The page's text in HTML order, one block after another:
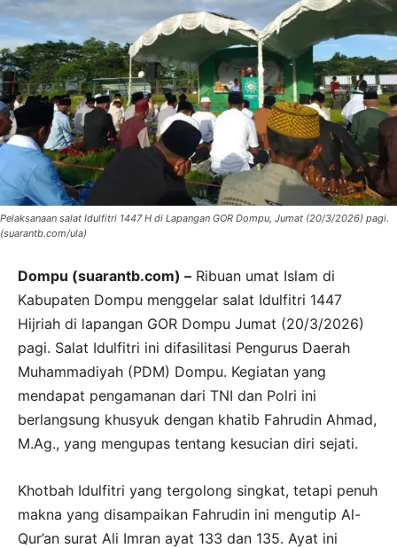
Pelaksanaan salat Idulfitri 1447 H di Lapangan GOR Dompu, Jumat (20/3/2026) pagi.
(suarantb.com/ula)
Dompu (suarantb.com) – Ribuan umat Islam di
Kabupaten Dompu menggelar salat Idulfitri 1447
Hijriah di lapangan GOR Dompu Jumat (20/3/2026)
pagi. Salat Idulfitri ini difasilitasi Pengurus Daerah
Muhammadiyah (PDM) Dompu. Kegiatan yang
mendapat pengamanan dari TNI dan Polri ini
berlangsung khusyuk dengan khatib Fahrudin Ahmad,
M.Ag., yang mengupas tentang kesucian diri sejati.
Khotbah Idulfitri yang tergolong singkat, tetapi penuh
makna yang disampaikan Fahrudin ini mengutip Al-
Qur’an surat Ali Imran ayat 133 dan 135. Ayat ini